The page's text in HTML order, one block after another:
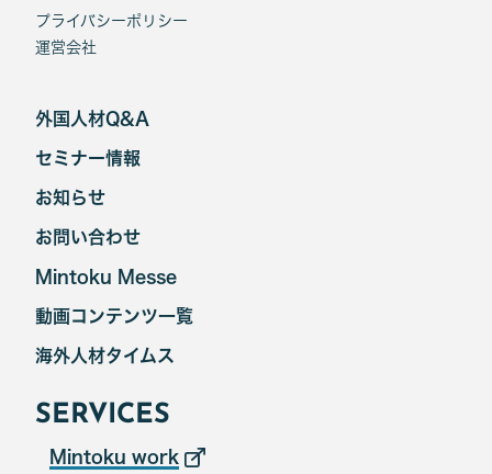
プライバシーポリシー
運営会社
外国人材Q&A
セミナー情報
お知らせ
お問い合わせ
Mintoku Messe
海外人材タイムス
動画コンテンツ一覧
SERVICES
Mintoku work